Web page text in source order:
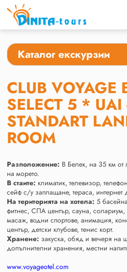
Каталог екскурзии
CLUB VOYAGE
SELECT 5 * UAI
STANDART
ROOM
Разположение: В Белек, на 35 км от
на морето.
В стаите: климатик, телевизор,
сейф с/у заплащане, тераса, интернет
На територията на хотела: 5
фитнес, СПА център, сауна, солариум,
масаж, водни спортове, анимация,
център, детски клубове, тенис корт.
Хранене: закуска, обяд и вечеря на
допълнителни хранения, местни
www.voyageotel.com